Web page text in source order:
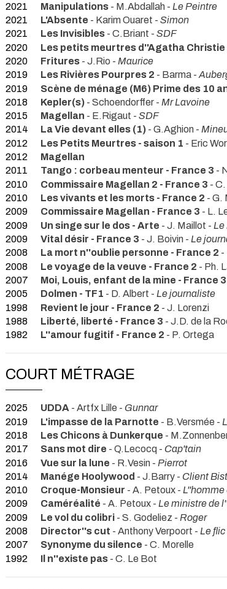
2021
Manipulations - M.Abdallah - Le Peintre
2021
L'Absente - Karim Ouaret - Simon
2021
Les Invisibles - C.Briant - SDF
2020
Les petits meurtres d''Agatha Christie
2020
Fritures - J.Rio - Maurice
2019
Les Rivières Pourpres 2 - Barma -
2019
Scène de ménage (M6) Prime des 10
2018
Kepler(s) - Schoendorffer - Mr Lavoine
2015
Magellan - E.Rigaut - SDF
2014
La Vie devant elles (1) - G.Aghion -
2012
Les Petits Meurtres - saison 1 - Eric
2012
Magellan
2011
Tango : corbeau menteur - France 3 -
2010
Commissaire Magellan 2 - France 3 -
2010
Les vivants et les morts - France 2 - G.
2009
Commissaire Magellan - France 3 - L.
2009
Un singe sur le dos - Arte - J. Maillot - Le
2009
Vital désir - France 3 - J. Boivin - Le
2008
La mort n''oublie personne - France 2 -
2008
Le voyage de la veuve - France 2 - Ph.
2007
Moi, Louis, enfant de la mine - France 3
2005
Dolmen - TF1 - D. Albert - Le journaliste
1998
Revient le jour - France 2 - J. Lorenzi
1988
Liberté, liberté - France 3 - J.D. de la
1982
L''amour fugitif - France 2 - P. Ortega
COURT MÉTRAGE
2025 UDDA - Artfx Lille - Gunnar
2019
L'impasse de la Parnotte - B.Versmée -
2018
Les Chicons à Dunkerque -
2017
Sans mot dire - Q.Lecocq - Cap'tain
2016
Vue sur la lune - R.Vesin - Pierrot
2014
Manége Hoolywood - J.Barry - Client
2010
Croque-Monsieur - A. Petoux -
2009
Caméréalité - A. Petoux - Le ministre de
2009
Le vol du colibri - S. Godeliez - Roger
2008
Director''s cut - Anthony Verpoort - Le
2007
Synonyme du silence - C. Morelle
1992
Il n''existe pas - C. Le Bot